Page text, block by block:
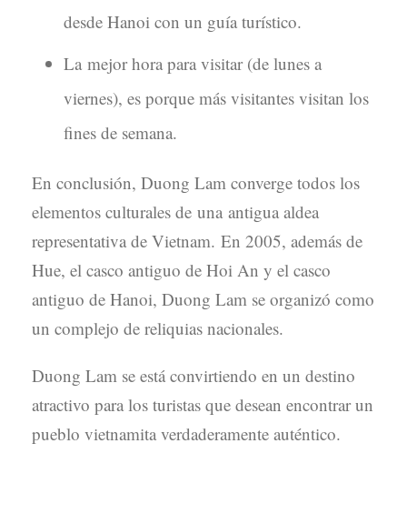
desde Hanoi con un guía turístico.
La mejor hora para visitar (de lunes a
viernes), es porque más visitantes visitan los
fines de semana.
En conclusión, Duong Lam converge todos los
elementos culturales de una antigua aldea
representativa de Vietnam. En 2005, además de
Hue, el casco antiguo de Hoi An y el casco
antiguo de Hanoi, Duong Lam se organizó como
un complejo de reliquias nacionales.
Duong Lam se está convirtiendo en un destino
atractivo para los turistas que desean encontrar un
pueblo vietnamita verdaderamente auténtico.